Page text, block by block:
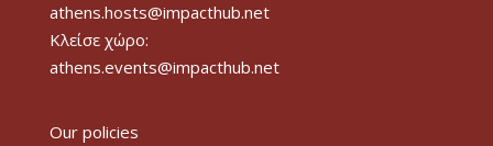
athens.hosts@impacthub.net
Κλείσε χώρο:
athens.events@impacthub.net
Our policies